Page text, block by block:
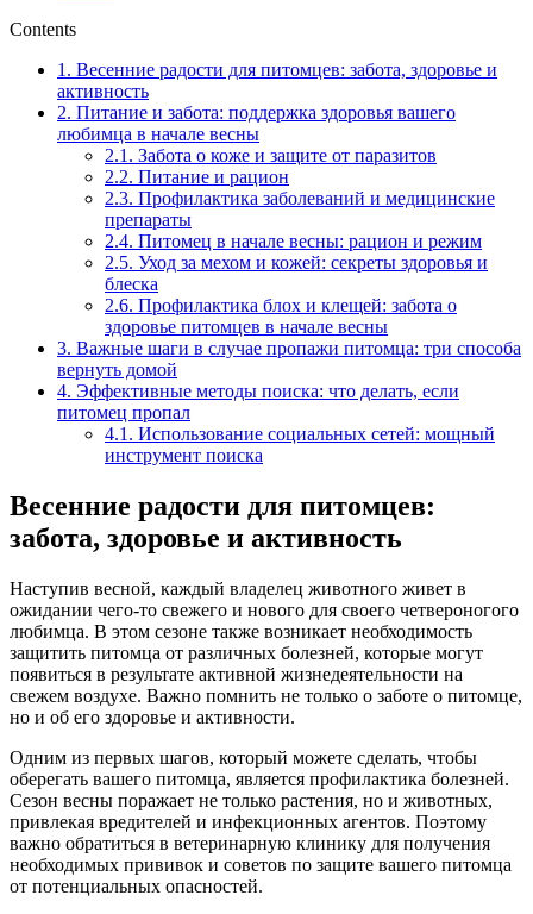
Contents
1. Весенние радости для питомцев: забота, здоровье и
активность
2. Питание и забота: поддержка здоровья вашего
любимца в начале весны
2.1. Забота о коже и защите от паразитов
2.2. Питание и рацион
2.3. Профилактика заболеваний и медицинские
препараты
2.4. Питомец в начале весны: рацион и режим
2.5. Уход за мехом и кожей: секреты здоровья и
блеска
2.6. Профилактика блох и клещей: забота о
здоровье питомцев в начале весны
3. Важные шаги в случае пропажи питомца: три способа
вернуть домой
4. Эффективные методы поиска: что делать, если
питомец пропал
4.1. Использование социальных сетей: мощный
инструмент поиска
Весенние радости для питомцев:
забота, здоровье и активность
Наступив весной, каждый владелец животного живет в
ожидании чего-то свежего и нового для своего четвероногого
любимца. В этом сезоне также возникает необходимость
защитить питомца от различных болезней, которые могут
появиться в результате активной жизнедеятельности на
свежем воздухе. Важно помнить не только о заботе о питомце,
но и об его здоровье и активности.
Одним из первых шагов, который можете сделать, чтобы
оберегать вашего питомца, является профилактика болезней.
Сезон весны поражает не только растения, но и животных,
привлекая вредителей и инфекционных агентов. Поэтому
важно обратиться в ветеринарную клинику для получения
необходимых прививок и советов по защите вашего питомца
от потенциальных опасностей.